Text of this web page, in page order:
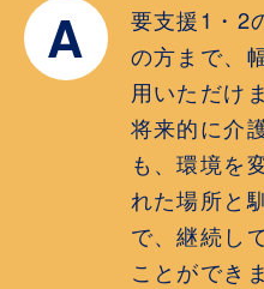
A
要支援1・2
の方まで、
用いただけ
将来的に介
も、環境を
れた場所と
で、継続し
ことができ